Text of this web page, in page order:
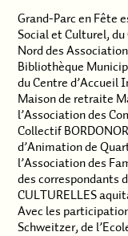
Grand-Parc en Fête
Social et Culturel, du
Nord des
Bibliothèque
du Centre d’Accueil
Maison de retraite
l’Association des
Collectif
d’Animation de
l’Association des
des correspondants
CULTURELLES
Avec les
Schweitzer, de